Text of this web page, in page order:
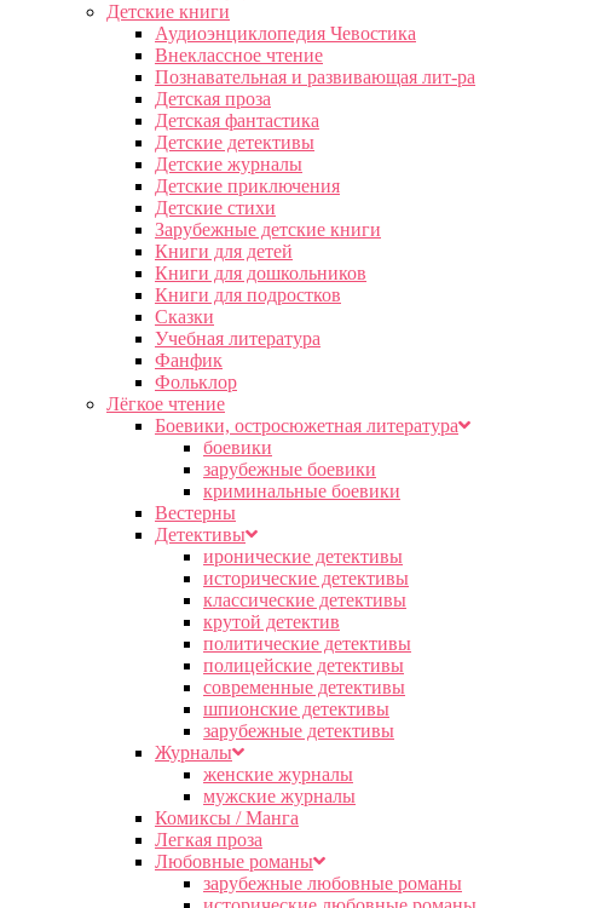
Детские книги
Аудиоэнциклопедия Чевостика
Внеклассное чтение
Познавательная и развивающая лит-ра
Детская проза
Детская фантастика
Детские детективы
Детские журналы
Детские приключения
Детские стихи
Зарубежные детские книги
Книги для детей
Книги для дошкольников
Книги для подростков
Сказки
Учебная литература
Фанфик
Фольклор
Лёгкое чтение
Боевики, остросюжетная литература
боевики
зарубежные боевики
криминальные боевики
Вестерны
Детективы
иронические детективы
исторические детективы
классические детективы
крутой детектив
политические детективы
полицейские детективы
современные детективы
шпионские детективы
зарубежные детективы
Журналы
женские журналы
мужские журналы
Комиксы / Манга
Легкая проза
Любовные романы
зарубежные любовные романы